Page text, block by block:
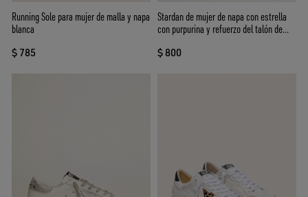
Running Sole para mujer de malla y napa
blanca
$ 785
Stardan de mujer de napa con estrella
con purpurina y refuerzo del talón de
$ 800